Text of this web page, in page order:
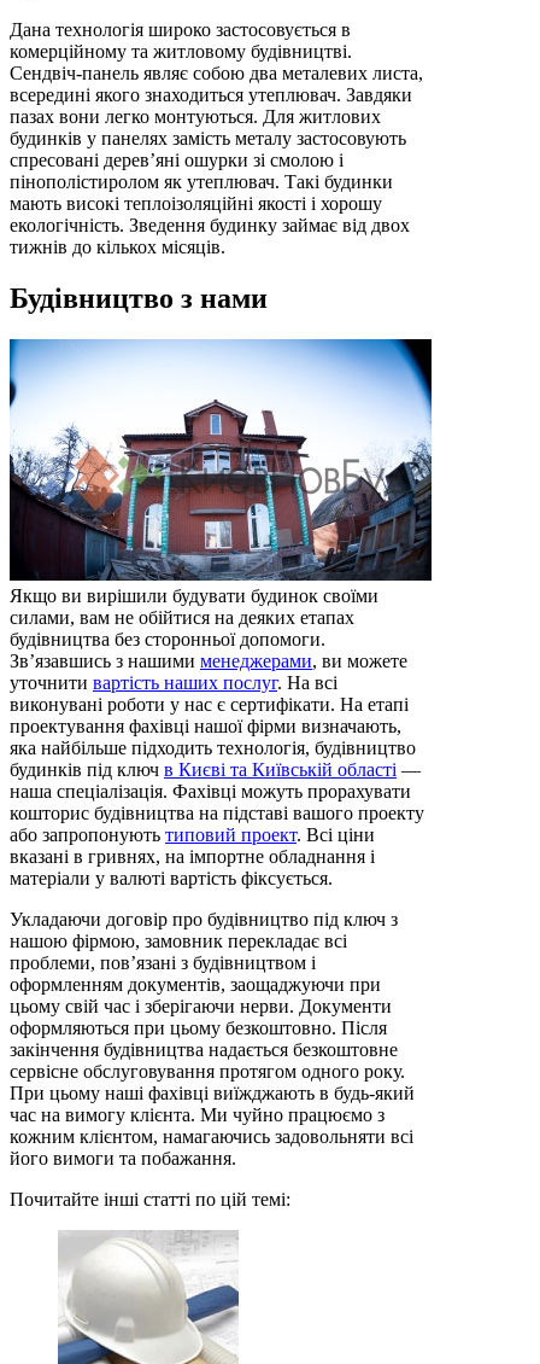
Дана технологія широко застосовується в
комерційному та житловому будівництві.
Сендвіч-панель являє собою два металевих листа,
всередині якого знаходиться утеплювач. Завдяки
пазах вони легко монтуються. Для житлових
будинків у панелях замість металу застосовують
спресовані дерев’яні ошурки зі смолою і
пінополістиролом як утеплювач. Такі будинки
мають високі теплоізоляційні якості і хорошу
екологічність. Зведення будинку займає від двох
тижнів до кількох місяців.
Будівництво з нами
Якщо ви вирішили будувати будинок своїми
силами, вам не обійтися на деяких етапах
будівництва без сторонньої допомоги.
Зв’язавшись з нашими менеджерами, ви можете
уточнити вартість наших послуг. На всі
виконувані роботи у нас є сертифікати. На етапі
проектування фахівці нашої фірми визначають,
яка найбільше підходить технологія, будівництво
будинків під ключ в Києві та Київській області —
наша спеціалізація. Фахівці можуть прорахувати
кошторис будівництва на підставі вашого проекту
або запропонують типовий проект. Всі ціни
вказані в гривнях, на імпортне обладнання і
матеріали у валюті вартість фіксується.
Укладаючи договір про будівництво під ключ з
нашою фірмою, замовник перекладає всі
проблеми, пов’язані з будівництвом і
оформленням документів, заощаджуючи при
цьому свій час і зберігаючи нерви. Документи
оформляються при цьому безкоштовно. Після
закінчення будівництва надається безкоштовне
сервісне обслуговування протягом одного року.
При цьому наші фахівці виїжджають в будь-який
час на вимогу клієнта. Ми чуйно працюємо з
кожним клієнтом, намагаючись задовольняти всі
його вимоги та побажання.
Почитайте інші статті по цій темі: